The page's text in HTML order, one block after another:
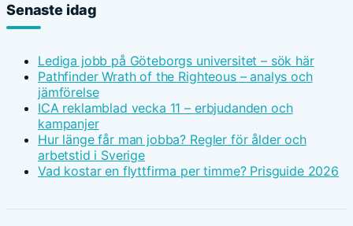
Senaste idag
Lediga jobb på Göteborgs universitet – sök här
Pathfinder Wrath of the Righteous – analys och
jämförelse
ICA reklamblad vecka 11 – erbjudanden och
kampanjer
Hur länge får man jobba? Regler för ålder och
arbetstid i Sverige
Vad kostar en flyttfirma per timme? Prisguide 2026